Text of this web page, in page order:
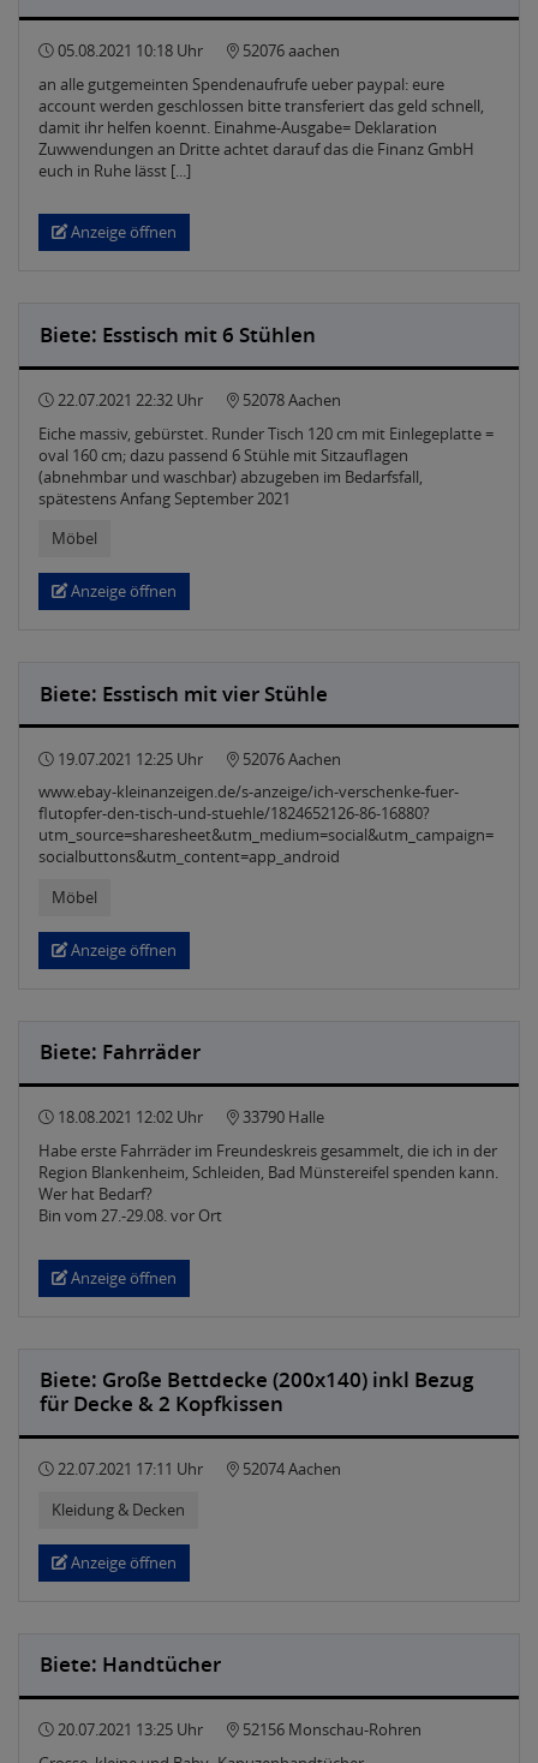
05.08.2021 10:18 Uhr
52076 aachen
an alle gutgemeinten Spendenaufrufe ueber paypal: eure
account werden geschlossen bitte transferiert das geld schnell,
damit ihr helfen koennt. Einahme-Ausgabe= Deklaration
Zuwwendungen an Dritte achtet darauf das die Finanz GmbH
euch in Ruhe lässt [...]
Anzeige öffnen
Biete: Esstisch mit 6 Stühlen
22.07.2021 22:32 Uhr
52078 Aachen
Eiche massiv, gebürstet. Runder Tisch 120 cm mit Einlegeplatte =
oval 160 cm; dazu passend 6 Stühle mit Sitzauflagen
(abnehmbar und waschbar) abzugeben im Bedarfsfall,
spätestens Anfang September 2021
Möbel
Anzeige öffnen
Biete: Esstisch mit vier Stühle
19.07.2021 12:25 Uhr
52076 Aachen
www.ebay-kleinanzeigen.de/s-anzeige/ich-verschenke-fuer-
flutopfer-den-tisch-und-stuehle/1824652126-86-16880?
utm_source=sharesheet&utm_medium=social&utm_campaign=
socialbuttons&utm_content=app_android
Möbel
Anzeige öffnen
Biete: Fahrräder
18.08.2021 12:02 Uhr
33790 Halle
Habe erste Fahrräder im Freundeskreis gesammelt, die ich in der
Region Blankenheim, Schleiden, Bad Münstereifel spenden kann.
Wer hat Bedarf?
Bin vom 27.-29.08. vor Ort
Anzeige öffnen
Biete: Große Bettdecke (200x140) inkl Bezug
für Decke & 2 Kopfkissen
22.07.2021 17:11 Uhr
52074 Aachen
Kleidung & Decken
Anzeige öffnen
Biete: Handtücher
20.07.2021 13:25 Uhr
52156 Monschau-Rohren